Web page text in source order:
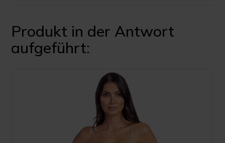
Produkt in der Antwort
aufgeführt: